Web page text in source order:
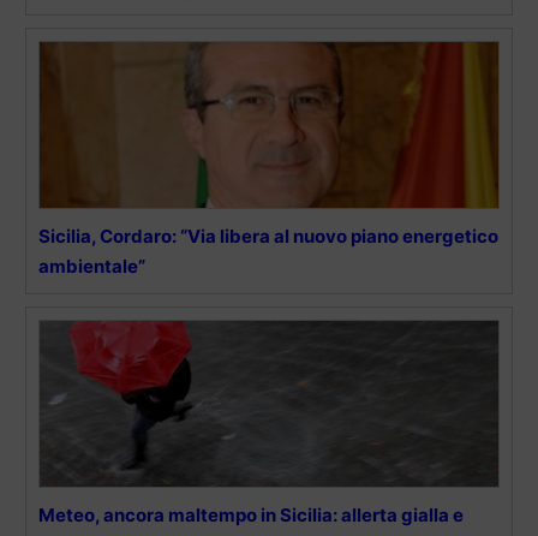
Sicilia, Cordaro: “Via libera al nuovo piano energetico
ambientale”
Meteo, ancora maltempo in Sicilia: allerta gialla e